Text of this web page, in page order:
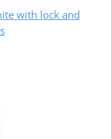
with lock and